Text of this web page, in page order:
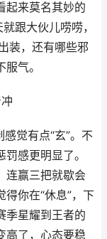
起来莫名其妙的
跟大伙儿唠唠，
装，还有哪些邪
气。
觉有点“玄”。不
感更明显了。
连赢三把就歇会
你在“休息”，下
季星耀到王者的
高了，心态要稳